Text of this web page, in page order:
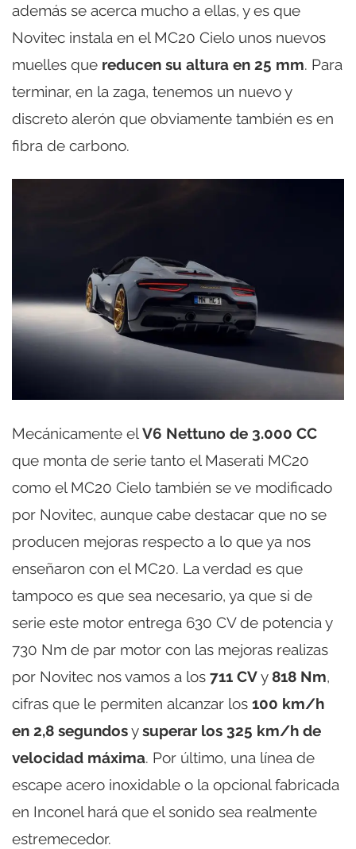
además se acerca mucho a ellas, y es que
Novitec instala en el MC20 Cielo unos nuevos
muelles que reducen su altura en 25 mm. Para
terminar, en la zaga, tenemos un nuevo y
discreto alerón que obviamente también es en
fibra de carbono.
Mecánicamente elV6 Nettuno de 3.000 CC
que monta de serie tanto el Maserati MC20
como el MC20 Cielo también se ve modificado
por Novitec, aunque cabe destacar que no se
producen mejoras respecto a lo que ya nos
enseñaron con el MC20. La verdad es que
tampoco es que sea necesario, ya que si de
serie este motor entrega 630 CV de potencia y
730 Nm de par motor con las mejoras realizas
por Novitec nos vamos a los 711 CVy818 Nm,
cifras que le permiten alcanzar los 100 km/h
en 2,8 segundosysuperar los 325 km/h de
velocidad máxima. Por último, una línea de
escape acero inoxidable o la opcional fabricada
en Inconel hará que el sonido sea realmente
estremecedor.